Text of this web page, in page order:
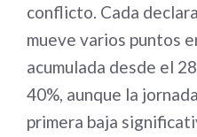
conflicto. Cada
mueve varios puntos
acumulada desde el
40%, aunque la
primera baja